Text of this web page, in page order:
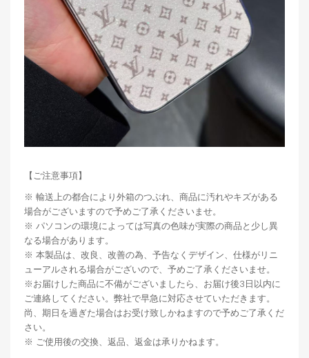
【ご注意事項】
※ 輸送上の都合により外箱のつぶれ、商品に汚れやキズがある
場合がございますので予めご了承くださいませ。
※ パソコンの環境によっては写真の色味が実際の商品と少し異
なる場合があります。
※ 本製品は、改良、改善の為、予告なくデザイン、仕様がリニ
ューアルされる場合がございので、予めご了承くださいませ。
※お届けした商品に不備がございましたら、お届け後3日以内に
ご連絡してください。弊社で早急に対応させていただきます。
尚、期日を過ぎた場合はお受け致しかねますので予めご了承くだ
さい。
※ ご使用後の交換、返品、返金は承りかねます。